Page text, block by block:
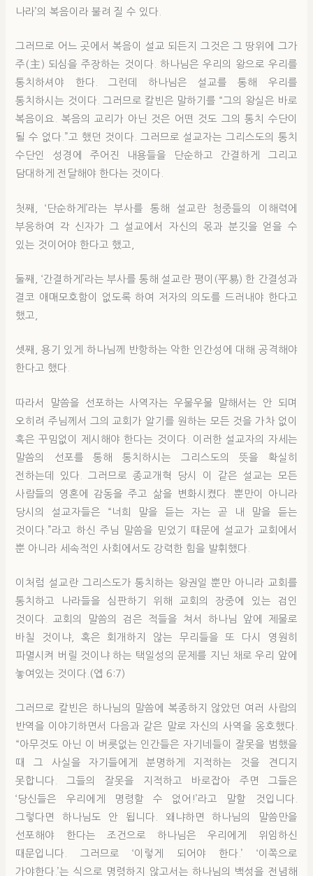
나라’의 복음이라 불려 질 수 있다.
그러므로 어느 곳에서 복음이 설교 되든지 그것은 그 땅위에 그가
주(主) 되심을 주장하는 것이다. 하나님은 우리의 왕으로 우리를
통치하셔야 한다. 그런데 하나님은 설교를 통해 우리를
통치하시는 것이다. 그러므로 칼빈은 말하기를 “그의 왕실은 바로
복음이요. 복음의 교리가 아닌 것은 어떤 것도 그의 통치 수단이
될 수 없다.”고 했던 것이다. 그러므로 설교자는 그리스도의 통치
수단인 성경에 주어진 내용들을 단순하고 간결하게 그리고
담대하게 전달해야 한다는 것이다.
첫째, ‘단순하게’라는 부사를 통해 설교란 청중들의 이해력에
부응하여 각 신자가 그 설교에서 자신의 몫과 분깃을 얻을 수
있는 것이어야 한다고 했고,
둘째, ‘간결하게’라는 부사를 통해 설교란 평이(平易) 한 간결성과
결코 애매모호함이 없도록 하여 저자의 의도를 드러내야 한다고
했고,
셋째, 용기 있게 하나님께 반항하는 악한 인간성에 대해 공격해야
한다고 했다.
따라서 말씀을 선포하는 사역자는 우물우물 말해서는 안 되며
오히려 주님께서 그의 교회가 알기를 원하는 모든 것을 가차 없이
혹은 꾸밈없이 제시해야 한다는 것이다. 이러한 설교자의 자세는
말씀의 선포를 통해 통치하시는 그리스도의 뜻을 확실히
전하는데 있다. 그러므로 종교개혁 당시 이 같은 설교는 모든
사람들의 영혼에 감동을 주고 삶을 변화시켰다. 뿐만이 아니라
당시의 설교자들은 “너희 말을 듣는 자는 곧 내 말을 듣는
것이다.”라고 하신 주님 말씀을 믿었기 때문에 설교가 교회에서
뿐 아니라 세속적인 사회에서도 강력한 힘을 발휘했다.
이처럼 설교란 그리스도가 통치하는 왕권일 뿐만 아니라 교회를
통치하고 나라들을 심판하기 위해 교회의 장중에 있는 검인
것이다. 교회의 말씀의 검은 적들을 쳐서 하나님 앞에 제물로
바칠 것이냐, 혹은 회개하지 않는 무리들을 또 다시 영원히
파멸시켜 버릴 것이냐 하는 택일성의 문제를 지닌 채로 우리 앞에
놓여있는 것이다.(엡 6:7)
그러므로 칼빈은 하나님의 말씀에 복종하지 않았던 여러 사람의
반역을 이야기하면서 다음과 같은 말로 자신의 사역을 옹호했다.
“아무것도 아닌 이 버릇없는 인간들은 자기네들이 잘못을 범했을
때 그 사실을 자기들에게 분명하게 지적하는 것을 견디지
못합니다. 그들의 잘못을 지적하고 바로잡아 주면 그들은
‘당신들은 우리에게 명령할 수 없어!’라고 말할 것입니다.
그렇다면 하나님도 안 됩니다. 왜냐하면 하나님의 말씀만을
선포해야 한다는 조건으로 하나님은 우리에게 위임하신
때문입니다. 그러므로 ‘이렇게 되어야 한다.’ ‘이쪽으로
가야한다.’는 식으로 명령하지 않고서는 하나님의 백성을 전념해